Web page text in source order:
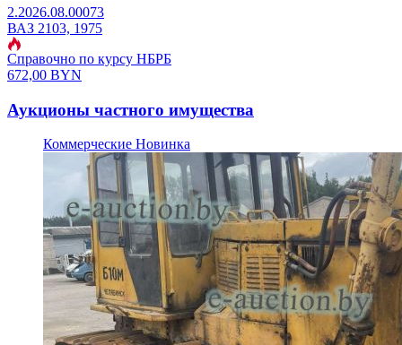
2.2026.08.00073
ВАЗ 2103, 1975
Справочно по курсу НБРБ
672,00 BYN
Аукционы частного имущества
Коммерческие Новинка